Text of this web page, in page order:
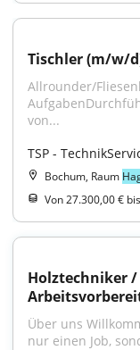
Tischler (m/w/
Allrounder/
von...
TSP -
Bochum, Raum
Von 27.300,00 €
Holztechniker
Über uns
nur einen Job,